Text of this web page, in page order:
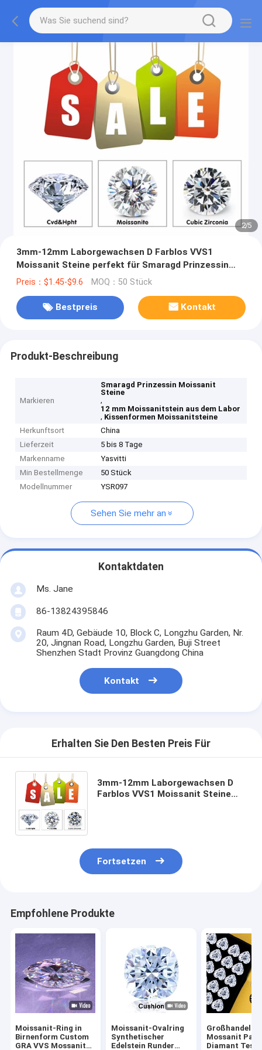
2/5
3mm-12mm Laborgewachsen D Farblos VVS1
Moissanit Steine perfekt für Smaragd Prinzessin
ovale Birnen Marquise und Kissen Formen
Preis：$1.45-$9.6 MOQ：50 Stück
Bestpreis Kontakt
Produkt-Beschreibung
Markieren
Smaragd Prinzessin Moissanit
Steine
,
12 mm Moissanitstein aus dem Labor
, Kissenformen Moissanitsteine
Herkunftsort
China
Lieferzeit
5 bis 8 Tage
Markenname
Yasvitti
Min Bestellmenge
50 Stück
Modellnummer
YSR097
Sehen Sie mehr an
Kontaktdaten
Ms. Jane
86-13824395846
Raum 4D, Gebäude 10, Block C, Longzhu Garden, Nr.
20, Jingnan Road, Longzhu Garden, Buji Street
Shenzhen Stadt Provinz Guangdong China
Kontakt
Erhalten Sie Den Besten Preis Für
3mm-12mm Laborgewachsen D
Farblos VVS1 Moissanit Steine
Fortsetzen
Empfohlene Produkte
Moissanit-Ring in
Birnenform Custom
GRA VVS Mossanit
Moissanit-Ovalring
Synthetischer
Edelstein Runder
Großhandel
Mossanit Pass
Diamant Test